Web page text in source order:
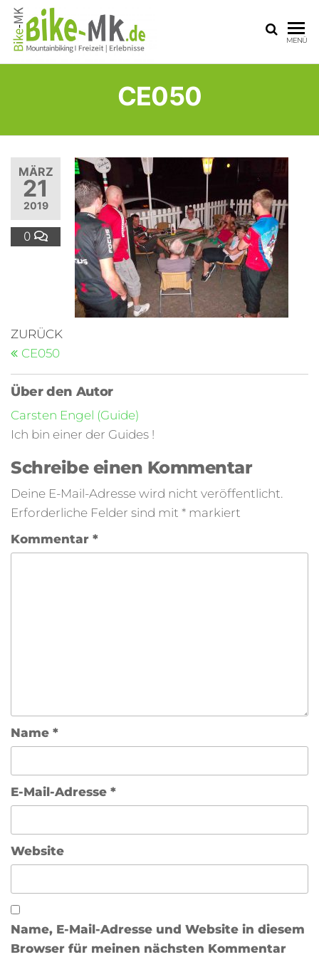
MK
Sauerland
MENÜ
CE050
MÄRZ
21
2019
0
ZURÜCK
CE050
Über den Autor
Carsten Engel (Guide)
Ich bin einer der Guides !
Schreibe einen Kommentar
Deine E-Mail-Adresse wird nicht veröffentlicht.
Erforderliche Felder sind mit * markiert
Kommentar *
Name *
E-Mail-Adresse *
Website
Name, E-Mail-Adresse und Website in diesem
Browser für meinen nächsten Kommentar